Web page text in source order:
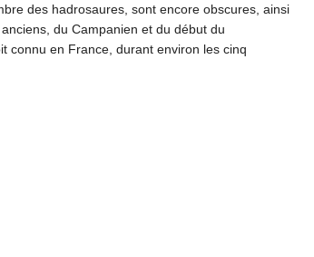
des hadrosaures, sont encore obscures, ainsi
du Campanien et du début du
connu en France, durant environ les cinq